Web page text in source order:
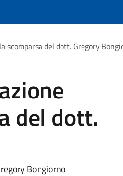
scomparsa del dott. Gregory
del dott.
Bongiorno